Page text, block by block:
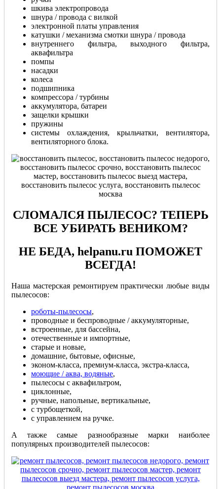
шкива электропровода
шнура / провода с вилкой
электронной платы управления
катушки / механизма смотки шнура / провода
внутреннего фильтра, выходного фильтра,
аквафильтра
помпы
насадки
колеса
подшипника
компрессора / турбины
аккумулятора, батареи
защелки крышки
пружины
системы охлаждения, крыльчатки, вентилятора,
вентиляторного блока.
СЛОМАЛСЯ ПЫЛЕСОС? ТЕПЕРЬ
ВСЕ УБИРАТЬ ВЕНИКОМ?
НЕ БЕДА, helpanu.ru ПОМОЖЕТ
ВСЕГДА!
Наша мастерская ремонтируем практически любые виды
пылесосов:
роботы-пылесосы,
проводные и беспроводные / аккумуляторные,
встроенные, для бассейна,
отечественные и импортные,
старые и новые,
домашние, бытовые, офисные,
эконом-класса, премиум-класса, экстра-класса,
моющие / аква, водяные,
пылесосы с аквафильтром,
циклонные,
ручные, напольные, вертикальные,
с турбощеткой,
с управлением на ручке.
А также самые разнообразные марки наиболее
популярных производителей пылесосов: